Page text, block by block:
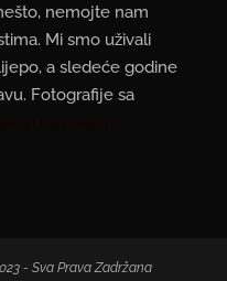
nemojte nam
Mi smo uživali
a sledeće godine
Fotografije sa
- Sva Prava Zadržana